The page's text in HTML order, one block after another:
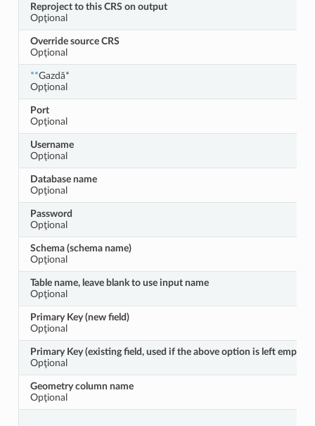
Reproject to this CRS on output
Opţional
Override source CRS
Opţional
**Gazdă*
Opţional
Port
Opţional
Username
Opţional
Database name
Opţional
Password
Opţional
Schema (schema name)
Opţional
Table name, leave blank to use input name
Opţional
Primary Key (new field)
Opţional
Primary Key (existing field, used if the above option is left empty)
Opţional
Geometry column name
Opţional